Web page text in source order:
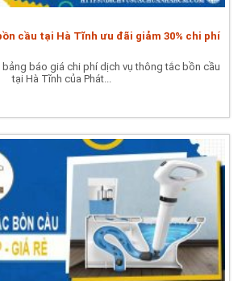
cầu tại Hà Tĩnh ưu đãi giảm 30% chi phí
báo giá chi phí dịch vụ thông tắc bồn cầu
tại Hà Tĩnh của Phát...